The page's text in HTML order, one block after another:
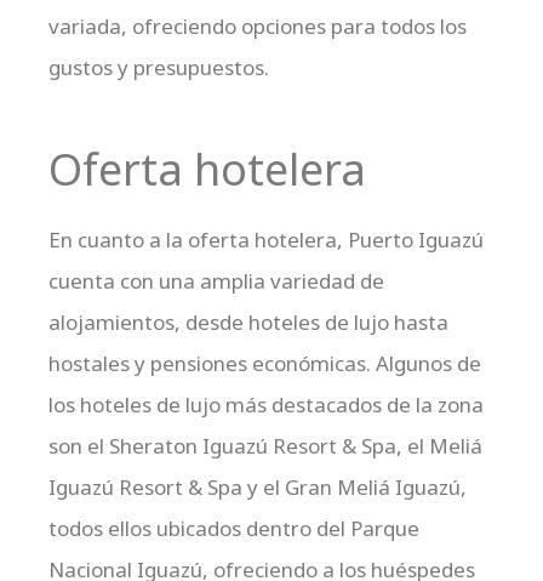
variada, ofreciendo opciones para todos los
gustos y presupuestos.
Oferta hotelera
En cuanto a la oferta hotelera, Puerto Iguazú
cuenta con una amplia variedad de
alojamientos, desde hoteles de lujo hasta
hostales y pensiones económicas. Algunos de
los hoteles de lujo más destacados de la zona
son el Sheraton Iguazú Resort & Spa, el Meliá
Iguazú Resort & Spa y el Gran Meliá Iguazú,
todos ellos ubicados dentro del Parque
Nacional Iguazú, ofreciendo a los huéspedes